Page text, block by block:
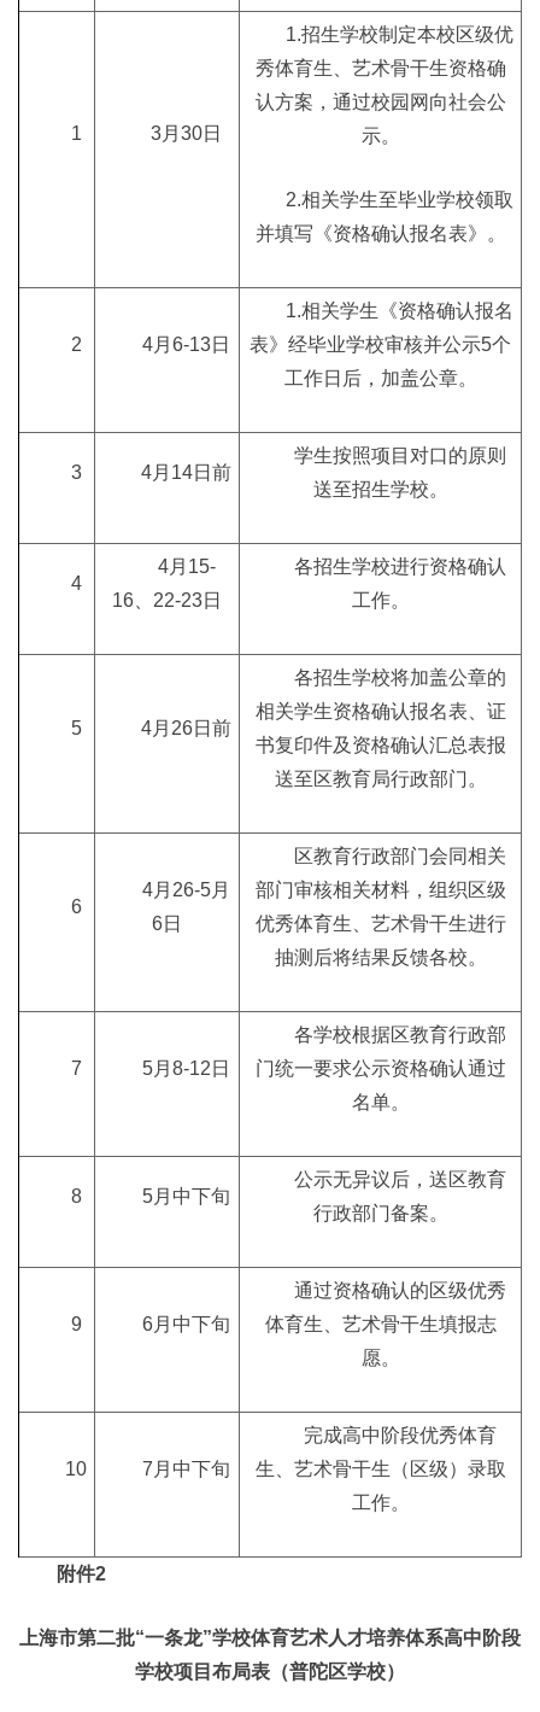
1 3月30日
1.招生学校制定本校区级优
秀体育生、艺术骨干生资格确
认方案，通过校园网向社会公
示。
2.相关学生至毕业学校领取
并填写《资格确认报名表》。
2 4月6-13日
1.相关学生《资格确认报名
表》经毕业学校审核并公示5个
工作日后，加盖公章。
3 4月14日前
学生按照项目对口的原则
送至招生学校。
4
4月15-
16、22-23日
各招生学校进行资格确认
工作。
5 4月26日前
各招生学校将加盖公章的
相关学生资格确认报名表、证
书复印件及资格确认汇总表报
送至区教育局行政部门。
6
4月26-5月
6日
区教育行政部门会同相关
部门审核相关材料，组织区级
优秀体育生、艺术骨干生进行
抽测后将结果反馈各校。
7 5月8-12日
各学校根据区教育行政部
门统一要求公示资格确认通过
名单。
8 5月中下旬
公示无异议后，送区教育
行政部门备案。
9 6月中下旬
通过资格确认的区级优秀
体育生、艺术骨干生填报志
愿。
10 7月中下旬
完成高中阶段优秀体育
生、艺术骨干生（区级）录取
工作。
附件2
上海市第二批“一条龙”学校体育艺术人才培养体系高中阶段
学校项目布局表（普陀区学校）